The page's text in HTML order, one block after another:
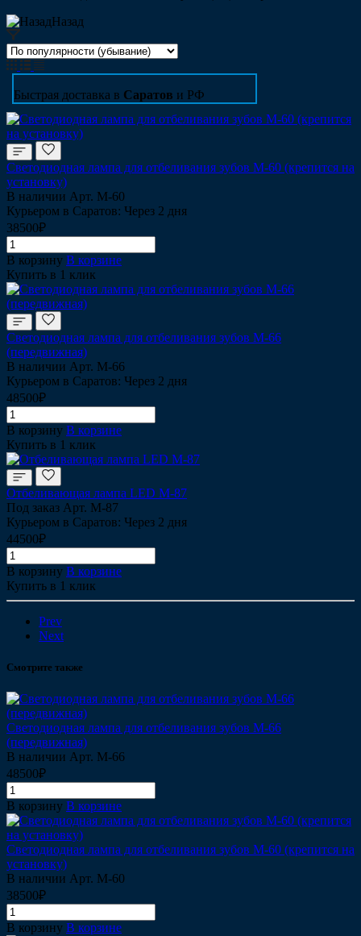
Назад
Быстрая доставка в Саратов и РФ
Светодиодная лампа для отбеливания зубов М-60 (крепится на
установку)
В наличии Арт. М-60
Курьером в Саратов: Через 2 дня
38500₽
В корзину В корзине
Купить в 1 клик
Светодиодная лампа для отбеливания зубов М-66
(передвижная)
В наличии Арт. М-66
Курьером в Саратов: Через 2 дня
48500₽
В корзину В корзине
Купить в 1 клик
Отбеливающая лампа LED М-87
Под заказ Арт. М-87
Курьером в Саратов: Через 2 дня
44500₽
В корзину В корзине
Купить в 1 клик
Prev
Next
Смотрите также
Светодиодная лампа для отбеливания зубов М-66
(передвижная)
В наличии Арт. М-66
48500₽
В корзину В корзине
Светодиодная лампа для отбеливания зубов М-60 (крепится на
установку)
В наличии Арт. М-60
38500₽
В корзину В корзине